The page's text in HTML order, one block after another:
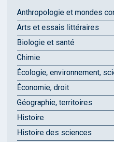
Anthropologie et mondes
Arts et essais littéraires
Biologie et santé
Chimie
Écologie, environnement,
Économie, droit
Géographie, territoires
Histoire
Histoire des sciences